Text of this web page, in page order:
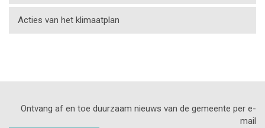
Acties van het klimaatplan
Ontvang af en toe duurzaam nieuws van de gemeente per e-
mail